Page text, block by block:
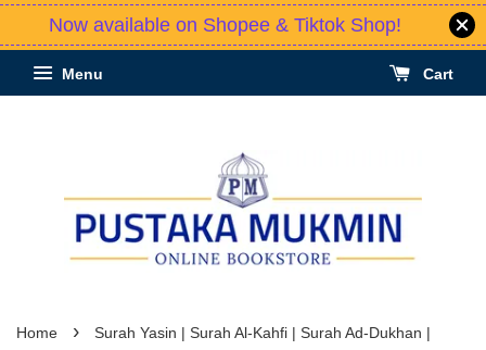
Now available on Shopee & Tiktok Shop!
Menu Cart
Home ›
Surah Yasin | Surah Al-Kahfi | Surah Ad-Dukhan |